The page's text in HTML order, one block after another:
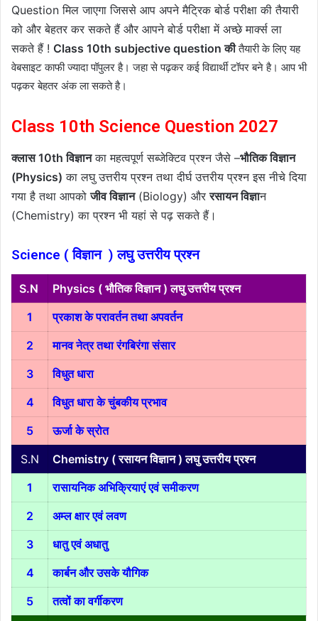
Question मिल जाएगा जिससे आप अपने मैट्रिक बोर्ड परीक्षा की तैयारी
को और बेहतर कर सकते हैं और आपने बोर्ड परीक्षा में अच्छे मार्क्स ला
सकते हैं ! Class 10th subjective question कीतैयारी के लिए यह
वेबसाइट काफी ज्यादा पॉपुलर है। जहा से पढ़कर कई विद्यार्थी टॉपर बने है। आप भी
पढ़कर बेहतर अंक ला सकते है।
Class 10th Science Question 2027
क्लास 10th विज्ञानका महत्वपूर्ण सब्जेक्टिव प्रश्न जैसे –भौतिक विज्ञान
(Physics) का लघु उत्तरीय प्रश्न तथा दीर्घ उत्तरीय प्रश्न इस नीचे दिया
गया है तथा आपकोजीव विज्ञान(Biology) औररसायन विज्ञान
(Chemistry) का प्रश्न भी यहां से पढ़ सकते हैं।
Science ( विज्ञान ) लघु उत्तरीय प्रश्न
S.N
Physics ( भौतिक विज्ञान ) लघु उत्तरीय प्रश्न
1
प्रकाश के परावर्तन तथा अपवर्तन
2
मानव नेत्र तथा रंगबिरंगा संसार
3
विधुत धारा
4
विधुत धारा के चुंबकीय प्रभाव
5
ऊर्जा के स्रोत
S.N
Chemistry ( रसायन विज्ञान ) लघु उत्तरीय प्रश्न
1
रासायनिक अभिक्रियाएं एवं समीकरण
2
अम्ल क्षार एवं लवण
3
धातु एवं अधातु
4
कार्बन और उसके यौगिक
5
तत्वों का वर्गीकरण